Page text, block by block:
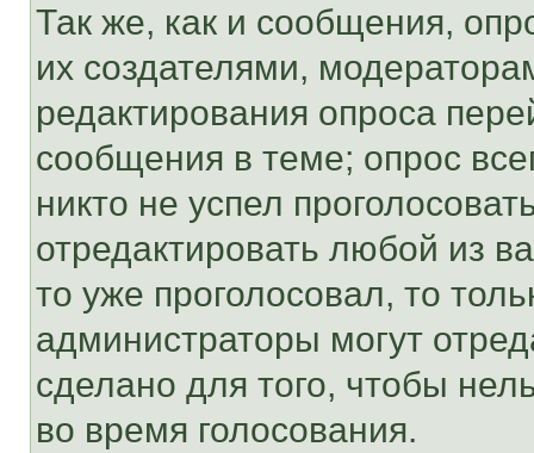
Так же, как и сообщения,
их создателями,
редактирования опроса
сообщения в теме; опрос
никто не успел
отредактировать любой из
то уже проголосовал, то
администраторы могут
сделано для того, чтобы
во время голосования.